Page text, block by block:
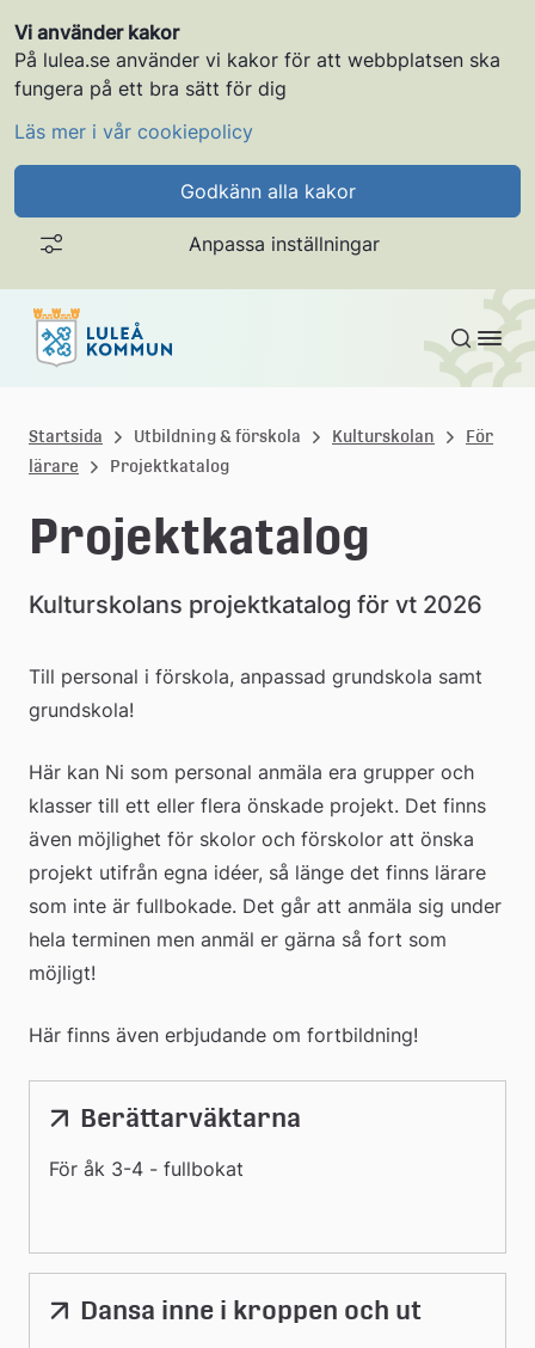
Vi använder kakor
På lulea.se använder vi kakor för att webbplatsen ska
fungera på ett bra sätt för dig
Läs mer i vår cookiepolicy
Godkänn alla kakor
Anpassa inställningar
Gå till innehållet
u
l
e
k
o
m
m
u
n
Startsida Utbildning & förskola Kulturskolan
För
lärare
Projektkatalog
Projektkatalog
Kulturskolans projektkatalog för vt 2026
Till personal i förskola, anpassad grundskola samt
grundskola!
Här kan Ni som personal anmäla era grupper och
klasser till ett eller flera önskade projekt. Det finns
även möjlighet för skolor och förskolor att önska
projekt utifrån egna idéer, så länge det finns lärare
som inte är fullbokade. Det går att anmäla sig under
hela terminen men anmäl er gärna så fort som
möjligt!
Här finns även erbjudande om fortbildning!
Berättarväktarna
För åk 3-4 - fullbokat
Dansa inne i kroppen och ut